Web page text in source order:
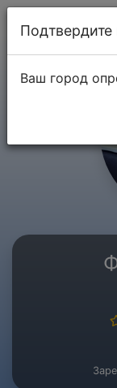
Подтвердите
Ваш город